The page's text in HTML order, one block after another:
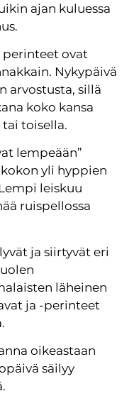
ajan kuluessa
perinteet ovat
Nykypäivä
arvostusta, sillä
koko kansa
toisella.
lempeään”
yli hyppien
leiskuu
ruispellossa
ja siirtyvät eri
läheinen
ja -perinteet
oikeastaan
säilyy